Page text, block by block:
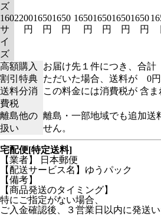
ズ
160
サ
イ
ズ
2200
円
1650
円
1650
円
1650
円
1650
円
1650
円
1650
円
高額購入
割引特典
お届け先１件につき、合
ただいた場合、送料が 0円
送料分消
費税
この料金には消費税が 含ま
離島他の
扱い
離島・一部地域でも追加送
せん。
宅配便[特定送料]
【業者】 日本郵便
【配送サービス名】ゆうパック
【備考】
【商品発送のタイミング】
特にご指定がない場合、
ご入金確認後、３営業日以内に発送い